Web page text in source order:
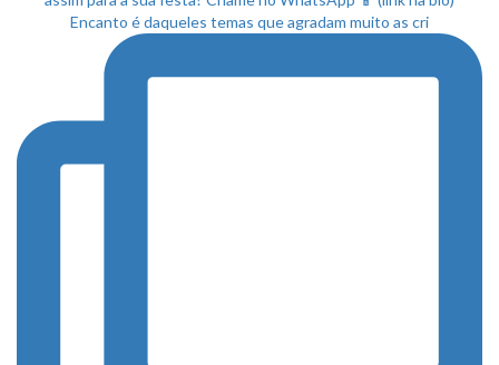
Encanto é daqueles temas que agradam muito as cri